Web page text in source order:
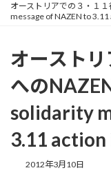
オーストリアでの３・１
message of NAZEN to
オースト
への
solidarity
3.11
2012年3月10日